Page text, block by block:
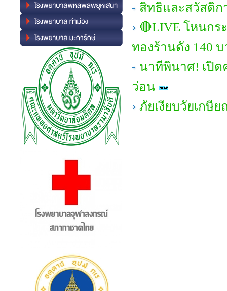
สิทธิและสวัสดิก
🔴LIVE โหนกร
ทองร้านดัง 140
นาทีพินาศ! เปิ
ว่อน
ภัยเงียบวัยเกษี